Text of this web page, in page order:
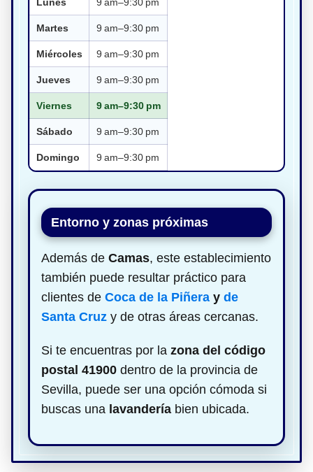
Martes 9 am–9:30 pm
Miércoles 9 am–9:30 pm
Jueves 9 am–9:30 pm
Viernes 9 am–9:30 pm
Sábado 9 am–9:30 pm
Domingo 9 am–9:30 pm
Entorno y zonas próximas
Además de Camas, este establecimiento
también puede resultar práctico para
clientes de Coca de la Piñera y de
Santa Cruz y de otras áreas cercanas.
Si te encuentras por la zona del código
postal 41900 dentro de la provincia de
Sevilla, puede ser una opción cómoda si
buscas una lavandería bien ubicada.